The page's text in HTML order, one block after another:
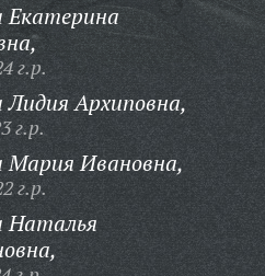
Екатерина
г.р.
Лидия Архиповна,
г.р.
Мария Ивановна,
г.р.
Наталья